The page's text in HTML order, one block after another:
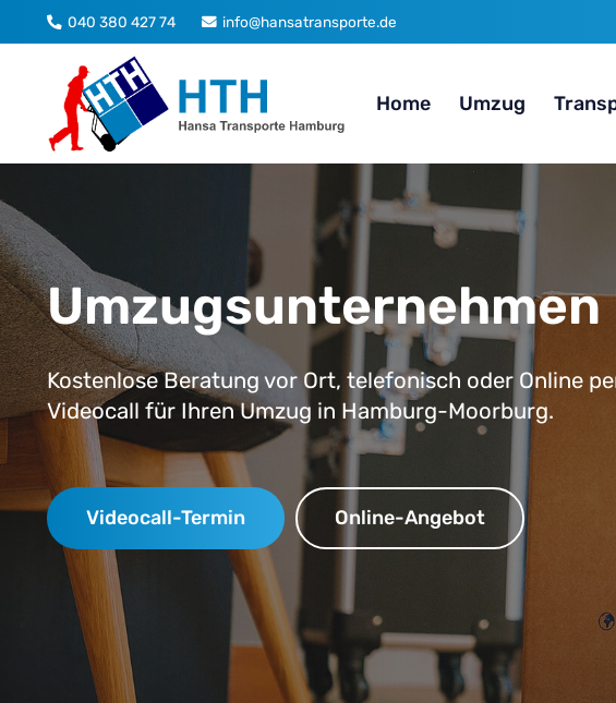
040 380 427 74 info@hansatransporte.de
Home Umzug
Kostenlose Beratung vor Ort, telefonisch oder Online
Videocall für Ihren Umzug in Hamburg-Moorburg.
Videocall-Termin Online-Angebot